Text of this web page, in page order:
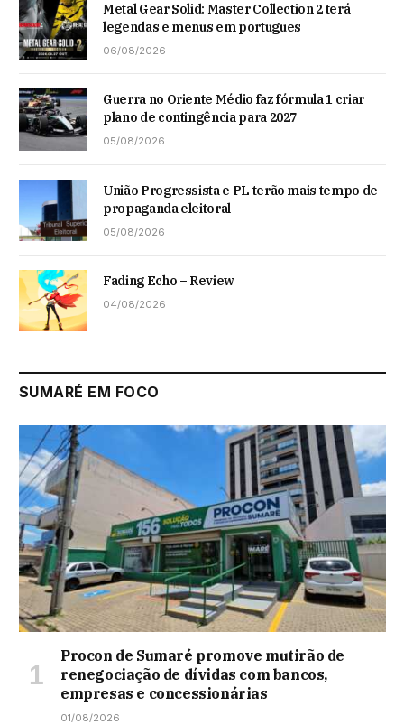
Metal Gear Solid: Master Collection 2 terá
legendas e menus em portugues
06/08/2026
Guerra no Oriente Médio faz fórmula 1 criar
plano de contingência para 2027
05/08/2026
União Progressista e PL terão mais tempo de
propaganda eleitoral
05/08/2026
Fading Echo – Review
04/08/2026
SUMARÉ EM FOCO
Procon de Sumaré promove mutirão de
renegociação de dívidas com bancos,
empresas e concessionárias
01/08/2026